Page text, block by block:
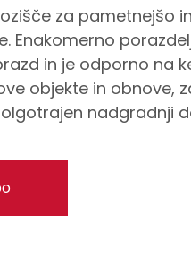
za pametnejšo
Enakomerno
in je odporno na
objekte in obnove,
nadgradnji